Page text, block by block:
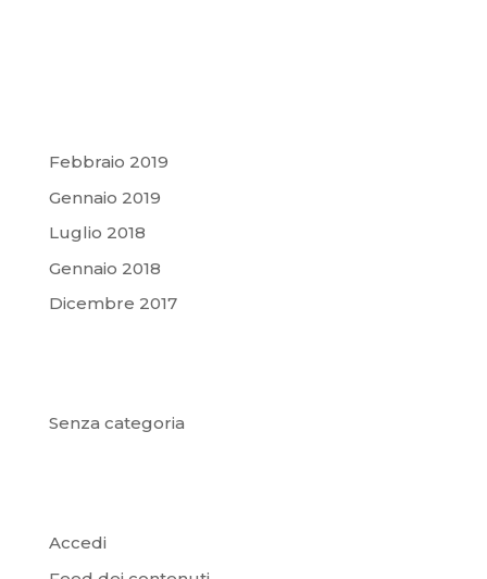
Febbraio 2019
Gennaio 2019
Luglio 2018
Gennaio 2018
Dicembre 2017
Senza categoria
Accedi